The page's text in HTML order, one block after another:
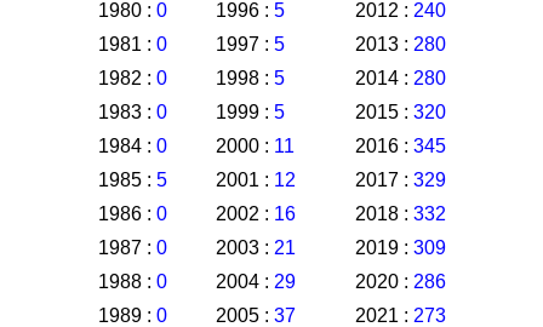
1980 : 0
1981 : 0
1982 : 0
1983 : 0
1984 : 0
1985 : 5
1986 : 0
1987 : 0
1988 : 0
1989 : 0
1996 : 5
1997 : 5
1998 : 5
1999 : 5
2000 : 11
2001 : 12
2002 : 16
2003 : 21
2004 : 29
2005 : 37
2012 : 240
2013 : 280
2014 : 280
2015 : 320
2016 : 345
2017 : 329
2018 : 332
2019 : 309
2020 : 286
2021 : 273